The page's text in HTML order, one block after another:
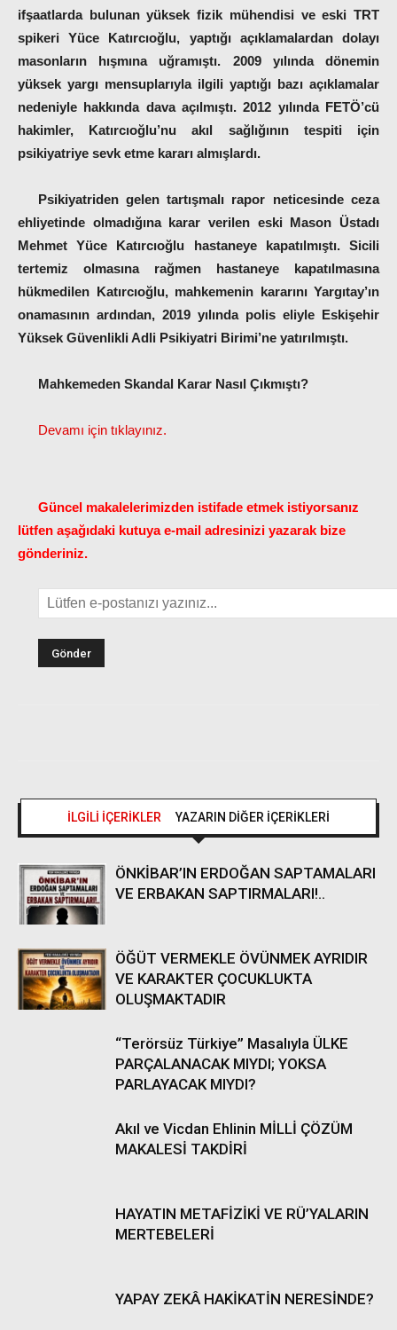
ifşaatlarda bulunan yüksek fizik mühendisi ve eski TRT
spikeri Yüce Katırcıoğlu, yaptığı açıklamalardan dolayı
masonların hışmına uğramıştı. 2009 yılında dönemin
yüksek yargı mensuplarıyla ilgili yaptığı bazı açıklamalar
nedeniyle hakkında dava açılmıştı. 2012 yılında FETÖ’cü
hakimler, Katırcıoğlu’nu akıl sağlığının tespiti için
psikiyatriye sevk etme kararı almışlardı.
Psikiyatriden gelen tartışmalı rapor neticesinde ceza
ehliyetinde olmadığına karar verilen eski Mason Üstadı
Mehmet Yüce Katırcıoğlu hastaneye kapatılmıştı. Sicili
tertemiz olmasına rağmen hastaneye kapatılmasına
hükmedilen Katırcıoğlu, mahkemenin kararını Yargıtay’ın
onamasının ardından, 2019 yılında polis eliyle Eskişehir
Yüksek Güvenlikli Adli Psikiyatri Birimi’ne yatırılmıştı.
Mahkemeden Skandal Karar Nasıl Çıkmıştı?
Devamı için tıklayınız.
Güncel makalelerimizden istifade etmek istiyorsanız
lütfen aşağıdaki kutuya e-mail adresinizi yazarak bize
gönderiniz.
İLGİLİ İÇERİKLER YAZARIN DİĞER İÇERİKLERİ
ÖNKİBAR’IN ERDOĞAN SAPTAMALARI
VE ERBAKAN SAPTIRMALARI!..
ÖĞÜT VERMEKLE ÖVÜNMEK AYRIDIR
VE KARAKTER ÇOCUKLUKTA
OLUŞMAKTADIR
“Terörsüz Türkiye” Masalıyla ÜLKE
PARÇALANACAK MIYDI; YOKSA
PARLAYACAK MIYDI?
Akıl ve Vicdan Ehlinin MİLLİ ÇÖZÜM
MAKALESİ TAKDİRİ
HAYATIN METAFİZİKİ VE RÜ’YALARIN
MERTEBELERİ
YAPAY ZEKÂ HAKİKATİN NERESİNDE?